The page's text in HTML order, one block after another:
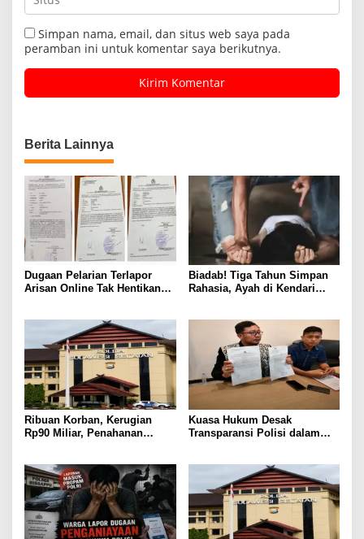
Simpan nama, email, dan situs web saya pada
peramban ini untuk komentar saya berikutnya.
Berita Lainnya
Dugaan Pelarian Terlapor
Arisan Online Tak Hentikan
Biadab! Tiga Tahun Simpan
Rahasia, Ayah di Kendari
Ribuan Korban, Kerugian
Rp90 Miliar, Penahanan
Kuasa Hukum Desak
Transparansi Polisi dalam